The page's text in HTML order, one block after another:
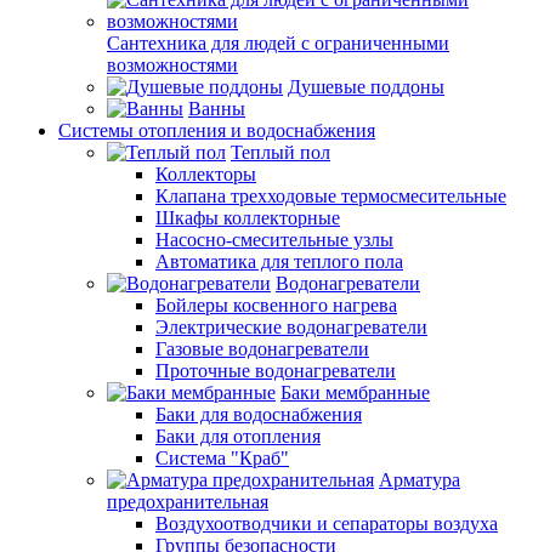
Сантехника для людей с ограниченными
возможностями
Душевые поддоны
Ванны
Системы отопления и водоснабжения
Теплый пол
Коллекторы
Клапана трехходовые термосмесительные
Шкафы коллекторные
Насосно-смесительные узлы
Автоматика для теплого пола
Водонагреватели
Бойлеры косвенного нагрева
Электрические водонагреватели
Газовые водонагреватели
Проточные водонагреватели
Баки мембранные
Баки для водоснабжения
Баки для отопления
Система "Краб"
Арматура
предохранительная
Воздухоотводчики и сепараторы воздуха
Группы безопасности